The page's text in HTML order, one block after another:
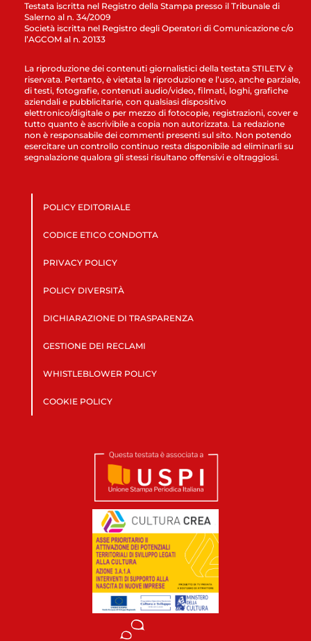
Testata iscritta nel Registro della Stampa presso il Tribunale di
Salerno al n. 34/2009
Società iscritta nel Registro degli Operatori di Comunicazione c/o
l’AGCOM al n. 20133
La riproduzione dei contenuti giornalistici della testata STILETV è
riservata. Pertanto, è vietata la riproduzione e l’uso, anche parziale,
di testi, fotografie, contenuti audio/video, filmati, loghi, grafiche
aziendali e pubblicitarie, con qualsiasi dispositivo
elettronico/digitale o per mezzo di fotocopie, registrazioni, cover e
tutto quanto è ascrivibile a copia non autorizzata. La redazione
non è responsabile dei commenti presenti sul sito. Non potendo
esercitare un controllo continuo resta disponibile ad eliminarli su
segnalazione qualora gli stessi risultano offensivi e oltraggiosi.
POLICY EDITORIALE
CODICE ETICO CONDOTTA
PRIVACY POLICY
POLICY DIVERSITÀ
DICHIARAZIONE DI TRASPARENZA
GESTIONE DEI RECLAMI
WHISTLEBLOWER POLICY
COOKIE POLICY